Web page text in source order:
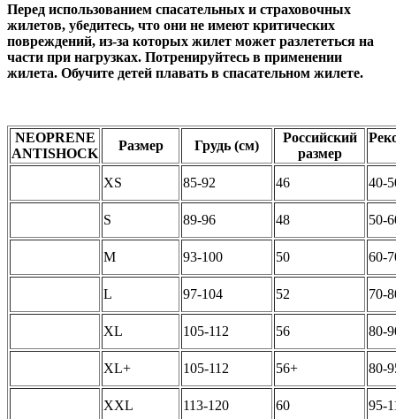
Перед использованием спасательных и страховочных
жилетов, убедитесь, что они не имеют критических
повреждений, из-за которых жилет может разлететься на
части при нагрузках. Потренируйтесь в применении
жилета. Обучите детей плавать в спасательном жилете.
NEOPRENE
ANTISHOCK
Размер Грудь (см)
Российский
размер
XS 85-92 46 40-
S 89-96 48 50-
M 93-100 50 60-
L 97-104 52 70-
XL 105-112 56 80-
XL+ 105-112 56+ 80-
XXL 113-120 60 95-